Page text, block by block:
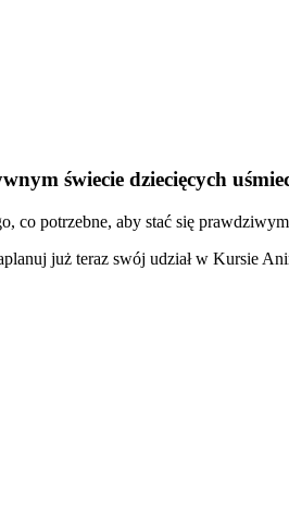
świecie dziecięcych
co potrzebne, aby stać się
już teraz swój udział w Kursie